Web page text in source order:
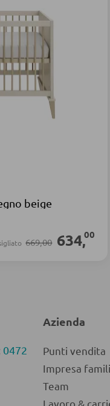
beige
669,00 634,00
0472
Azienda
Punti vendita
Impresa
Team
Lavoro &